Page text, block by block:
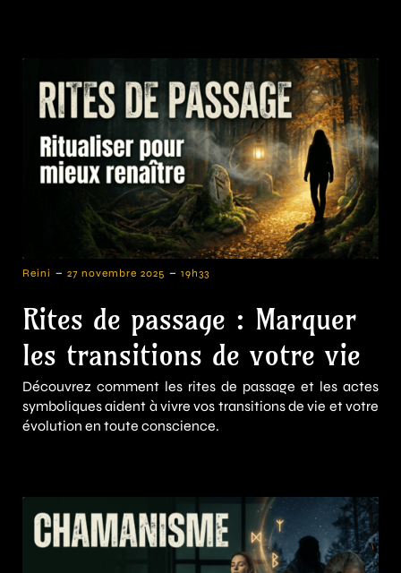
Reini - 27 novembre 2025 - 19h33
Rites de passage : Marquer
les transitions de votre vie
Découvrez comment les rites de passage et les actes
symboliques aident à vivre vos transitions de vie et votre
évolution en toute conscience.